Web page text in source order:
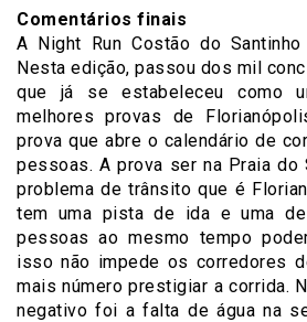
Comentários finais
A Night Run Costão do
Nesta edição, passou dos mil
que já se estabeleceu como
melhores provas de
prova que abre o calendário de
pessoas. A prova ser na Praia do
problema de trânsito que é
tem uma pista de ida e uma
pessoas ao mesmo tempo
isso não impede os corredores
mais número prestigiar a corrida.
negativo foi a falta de água na